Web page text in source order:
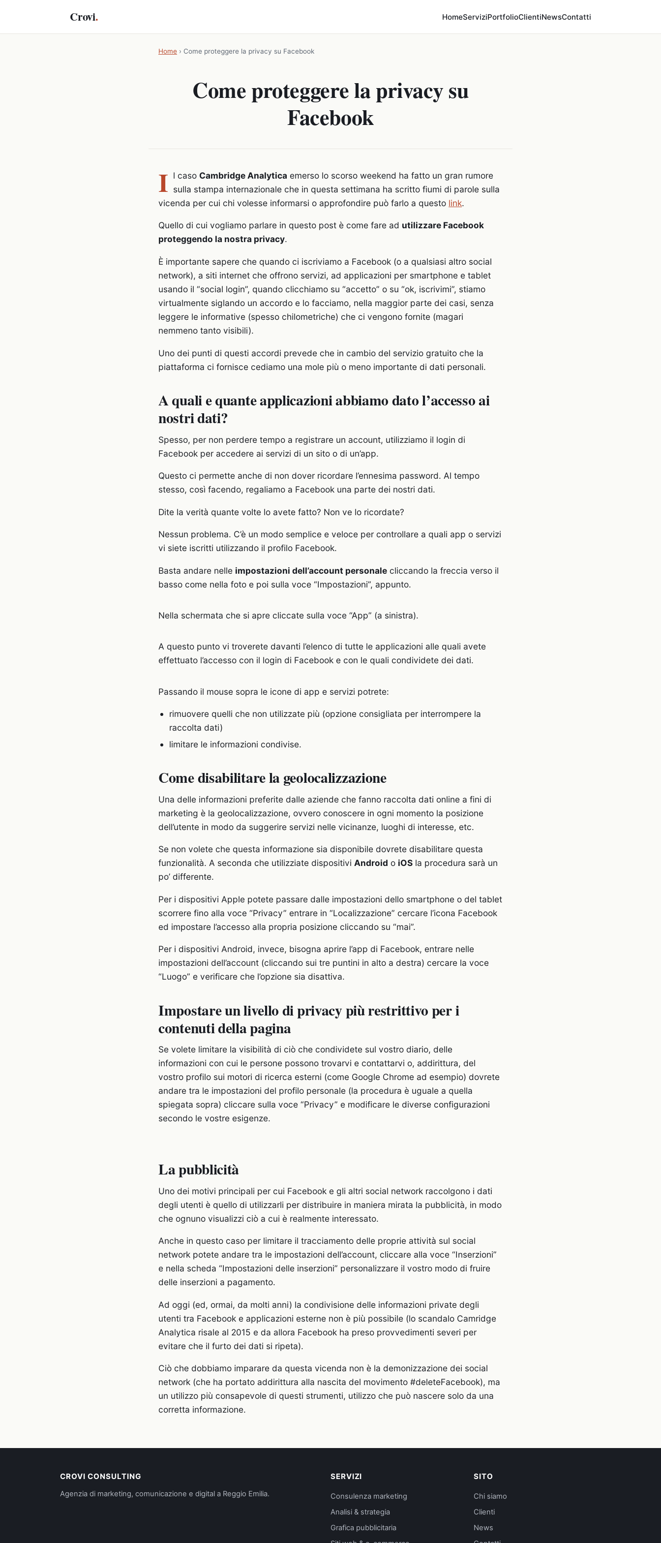
Crovi. HomeServiziPortfolioClientiNewsContatti
Home › Come proteggere la privacy su Facebook
Come proteggere la privacy su
Facebook
I l caso Cambridge Analytica emerso lo scorso weekend ha fatto un gran rumore
sulla stampa internazionale che in questa settimana ha scritto fiumi di parole sulla
vicenda per cui chi volesse informarsi o approfondire può farlo a questo link.
Quello di cui vogliamo parlare in questo post è come fare ad utilizzare Facebook
proteggendo la nostra privacy.
È importante sapere che quando ci iscriviamo a Facebook (o a qualsiasi altro social
network), a siti internet che offrono servizi, ad applicazioni per smartphone e tablet
usando il “social login”, quando clicchiamo su “accetto” o su “ok, iscrivimi”, stiamo
virtualmente siglando un accordo e lo facciamo, nella maggior parte dei casi, senza
leggere le informative (spesso chilometriche) che ci vengono fornite (magari
nemmeno tanto visibili).
Uno dei punti di questi accordi prevede che in cambio del servizio gratuito che la
piattaforma ci fornisce cediamo una mole più o meno importante di dati personali.
A quali e quante applicazioni abbiamo dato l’accesso ai
nostri dati?
Spesso, per non perdere tempo a registrare un account, utilizziamo il login di
Facebook per accedere ai servizi di un sito o di un’app.
Questo ci permette anche di non dover ricordare l’ennesima password. Al tempo
stesso, così facendo, regaliamo a Facebook una parte dei nostri dati.
Dite la verità quante volte lo avete fatto? Non ve lo ricordate?
Nessun problema. C’è un modo semplice e veloce per controllare a quali app o servizi
vi siete iscritti utilizzando il profilo Facebook.
Basta andare nelle impostazioni dell’account personale cliccando la freccia verso il
basso come nella foto e poi sulla voce “Impostazioni”, appunto.
Nella schermata che si apre cliccate sulla voce “App” (a sinistra).
A questo punto vi troverete davanti l’elenco di tutte le applicazioni alle quali avete
effettuato l’accesso con il login di Facebook e con le quali condividete dei dati.
Passando il mouse sopra le icone di app e servizi potrete:
rimuovere quelli che non utilizzate più (opzione consigliata per interrompere la
raccolta dati)
limitare le informazioni condivise.
Come disabilitare la geolocalizzazione
Una delle informazioni preferite dalle aziende che fanno raccolta dati online a fini di
marketing è la geolocalizzazione, ovvero conoscere in ogni momento la posizione
dell’utente in modo da suggerire servizi nelle vicinanze, luoghi di interesse, etc.
Se non volete che questa informazione sia disponibile dovrete disabilitare questa
funzionalità. A seconda che utilizziate dispositivi Android o iOS la procedura sarà un
po’ differente.
Per i dispositivi Apple potete passare dalle impostazioni dello smartphone o del tablet
scorrere fino alla voce “Privacy” entrare in “Localizzazione” cercare l’icona Facebook
ed impostare l’accesso alla propria posizione cliccando su “mai”.
Per i dispositivi Android, invece, bisogna aprire l’app di Facebook, entrare nelle
impostazioni dell’account (cliccando sui tre puntini in alto a destra) cercare la voce
“Luogo” e verificare che l’opzione sia disattiva.
Impostare un livello di privacy più restrittivo per i
contenuti della pagina
Se volete limitare la visibilità di ciò che condividete sul vostro diario, delle
informazioni con cui le persone possono trovarvi e contattarvi o, addirittura, del
vostro profilo sui motori di ricerca esterni (come Google Chrome ad esempio) dovrete
andare tra le impostazioni del profilo personale (la procedura è uguale a quella
spiegata sopra) cliccare sulla voce “Privacy” e modificare le diverse configurazioni
secondo le vostre esigenze.
La pubblicità
Uno dei motivi principali per cui Facebook e gli altri social network raccolgono i dati
degli utenti è quello di utilizzarli per distribuire in maniera mirata la pubblicità, in modo
che ognuno visualizzi ciò a cui è realmente interessato.
Anche in questo caso per limitare il tracciamento delle proprie attività sul social
network potete andare tra le impostazioni dell’account, cliccare alla voce “Inserzioni”
e nella scheda “Impostazioni delle inserzioni” personalizzare il vostro modo di fruire
delle inserzioni a pagamento.
Ad oggi (ed, ormai, da molti anni) la condivisione delle informazioni private degli
utenti tra Facebook e applicazioni esterne non è più possibile (lo scandalo Camridge
Analytica risale al 2015 e da allora Facebook ha preso provvedimenti severi per
evitare che il furto dei dati si ripeta).
Ciò che dobbiamo imparare da questa vicenda non è la demonizzazione dei social
network (che ha portato addirittura alla nascita del movimento #deleteFacebook), ma
un utilizzo più consapevole di questi strumenti, utilizzo che può nascere solo da una
corretta informazione.
CROVI CONSULTING
Agenzia di marketing, comunicazione e digital a Reggio Emilia.
SERVIZI
Consulenza marketing
Analisi & strategia
Grafica pubblicitaria
SITO
Chi siamo
Clienti
News